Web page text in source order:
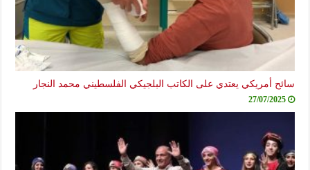
سائح أمريكي يعتدي على الكاتب البلجيكي الفلسطيني محمد النجار
27/07/2025